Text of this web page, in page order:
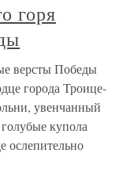
горя
версты Победы
города Троице-
увенчанный
купола
ослепительно